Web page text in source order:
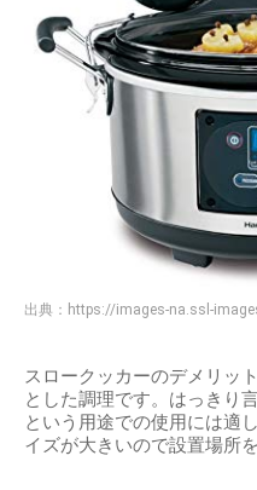
出典： https://images-na.ssl-
スロークッカーのデメリッ
とした調理です。はっきり
という用途での使用には適
イズが大きいので設置場所